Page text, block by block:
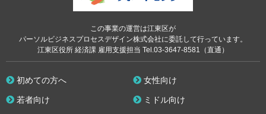
この事業の運営は江東区が
パーソルビジネスプロセスデザイン株式会社に委託して行っています。
江東区役所 経済課 雇用支援担当 Tel.03-3647-8581（直通）
初めての方へ 女性向け
若者向け ミドル向け